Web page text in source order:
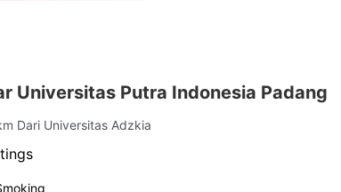
Universitas Putra Indonesia Padang
Dari Universitas Adzkia